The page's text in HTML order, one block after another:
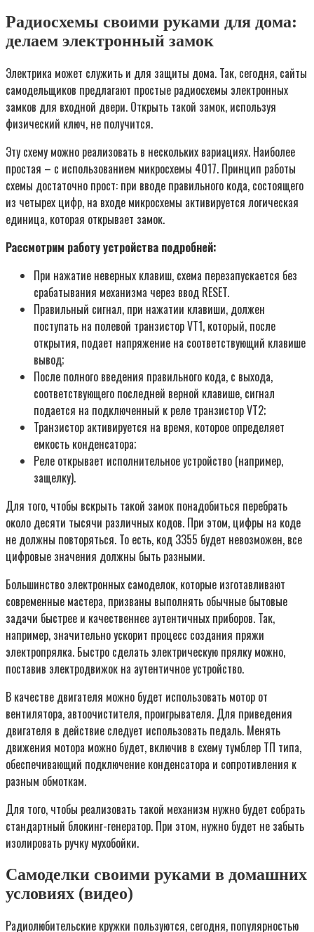
Радиосхемы своими руками для дома:
делаем электронный замок
Электрика может служить и для защиты дома. Так, сегодня, сайты
самодельщиков предлагают простые радиосхемы электронных
замков для входной двери. Открыть такой замок, используя
физический ключ, не получится.
Эту схему можно реализовать в нескольких вариациях. Наиболее
простая – с использованием микросхемы 4017. Принцип работы
схемы достаточно прост: при вводе правильного кода, состоящего
из четырех цифр, на входе микросхемы активируется логическая
единица, которая открывает замок.
Рассмотрим работу устройства подробней:
При нажатие неверных клавиш, схема перезапускается без
срабатывания механизма через ввод RESET.
Правильный сигнал, при нажатии клавиши, должен
поступать на полевой транзистор VT1, который, после
открытия, подает напряжение на соответствующий клавише
вывод;
После полного введения правильного кода, с выхода,
соответствующего последней верной клавише, сигнал
подается на подключенный к реле транзистор VT2;
Транзистор активируется на время, которое определяет
емкость конденсатора;
Реле открывает исполнительное устройство (например,
защелку).
Для того, чтобы вскрыть такой замок понадобиться перебрать
около десяти тысячи различных кодов. При этом, цифры на коде
не должны повторяться. То есть, код 3355 будет невозможен, все
цифровые значения должны быть разными.
Большинство электронных самоделок, которые изготавливают
современные мастера, призваны выполнять обычные бытовые
задачи быстрее и качественнее аутентичных приборов. Так,
например, значительно ускорит процесс создания пряжи
электропрялка. Быстро сделать электрическую прялку можно,
поставив электродвижок на аутентичное устройство.
В качестве двигателя можно будет использовать мотор от
вентилятора, автоочистителя, проигрывателя. Для приведения
двигателя в действие следует использовать педаль. Менять
движения мотора можно будет, включив в схему тумблер ТП типа,
обеспечивающий подключение конденсатора и сопротивления к
разным обмоткам.
Для того, чтобы реализовать такой механизм нужно будет собрать
стандартный блокинг-генератор. При этом, нужно будет не забыть
изолировать ручку мухобойки.
Самоделки своими руками в домашних
условиях (видео)
Радиолюбительские кружки пользуются, сегодня, популярностью